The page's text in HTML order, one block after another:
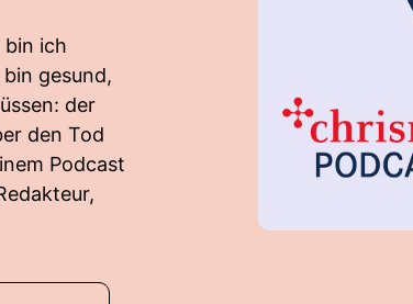
ich
gesund,
der
den Tod
Podcast